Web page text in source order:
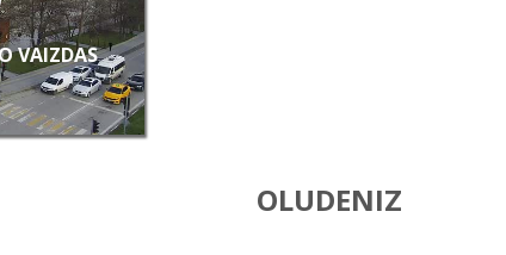
VAIZDAS
OLUDENIZ